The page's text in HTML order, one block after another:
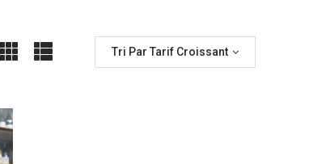
Tri Par Tarif Croissant